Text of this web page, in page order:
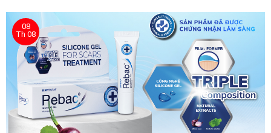
08
Th 08